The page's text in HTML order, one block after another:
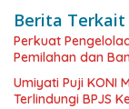
Berita Terkait
Perkuat
Pemilahan dan
Umiyati Puji KONI
Terlindungi BPJS